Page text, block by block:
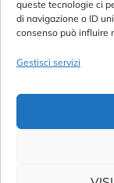
queste tecnologie ci
di navigazione o ID
consenso può influire
Gestisci servizi
Tel:
+39 049
Telefax: +39 049
Email: